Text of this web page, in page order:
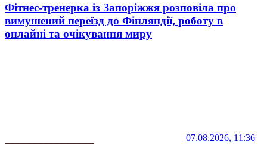
Фітнес-тренерка із Запоріжжя розповіла про
вимушений переїзд до Фінляндії, роботу в
онлайні та очікування миру
07.08.2026, 11:36